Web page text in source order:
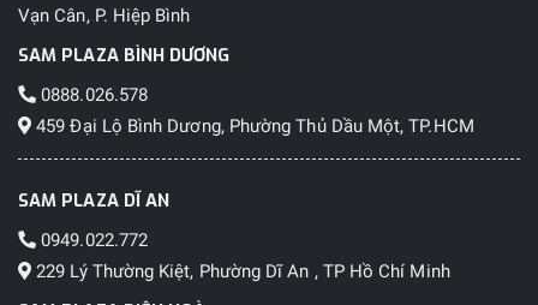
Vạn Cân, P. Hiệp Bình
SAM PLAZA BÌNH DƯƠNG
0888.026.578
459 Đại Lộ Bình Dương, Phường Thủ Dầu Một, TP.HCM
SAM PLAZA DĨ AN
0949.022.772
229 Lý Thường Kiệt, Phường Dĩ An , TP Hồ Chí Minh